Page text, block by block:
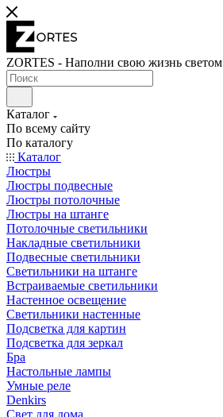
ZORTES - Наполни свою жизнь светом
Каталог
По всему сайту
По каталогу
Каталог
Люстры
Люстры подвесные
Люстры потолочные
Люстры на штанге
Потолочные светильники
Накладные светильники
Подвесные светильники
Светильники на штанге
Встраиваемые светильники
Настенное освещение
Светильники настенные
Подсветка для картин
Подсветка для зеркал
Бра
Настольные лампы
Умные реле
Denkirs
Свет для дома